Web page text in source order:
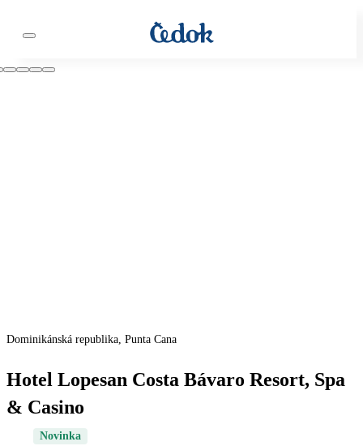
Dominikánská republika, Punta Cana
Hotel Lopesan Costa Bávaro Resort, Spa
& Casino
Novinka